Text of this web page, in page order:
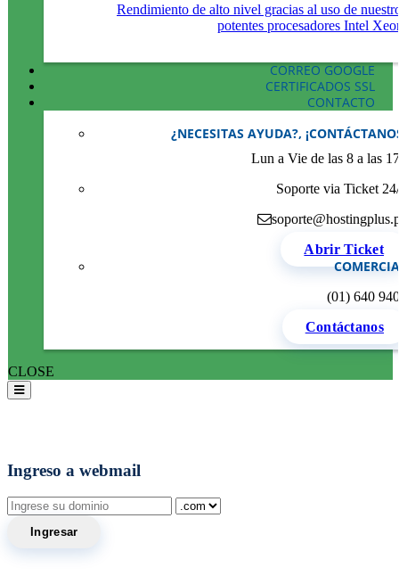
Rendimiento de alto nivel gracias al uso de
potentes procesadores Intel
CORREO GOOGLE
CERTIFICADOS SSL
CONTACTO
¿NECESITAS AYUDA?,
Lun a Vie de las 8 a las
Soporte via Ticket
Abrir Ticket
(01) 640
Contáctanos
CLOSE
Ingreso a webmail
Ingresar